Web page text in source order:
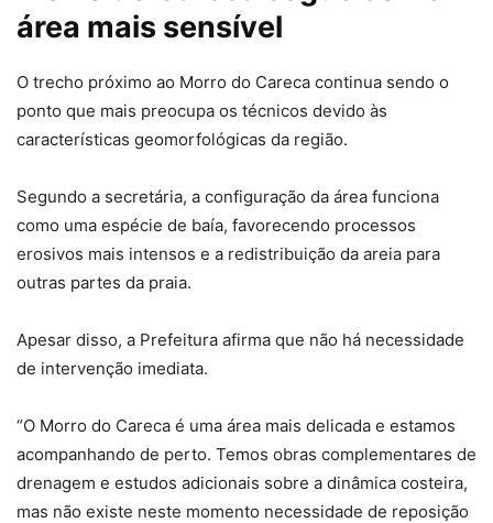
área mais sensível
O trecho próximo ao Morro do Careca continua sendo o
ponto que mais preocupa os técnicos devido às
características geomorfológicas da região.
Segundo a secretária, a configuração da área funciona
como uma espécie de baía, favorecendo processos
erosivos mais intensos e a redistribuição da areia para
outras partes da praia.
Apesar disso, a Prefeitura afirma que não há necessidade
de intervenção imediata.
“O Morro do Careca é uma área mais delicada e estamos
acompanhando de perto. Temos obras complementares de
drenagem e estudos adicionais sobre a dinâmica costeira,
mas não existe neste momento necessidade de reposição